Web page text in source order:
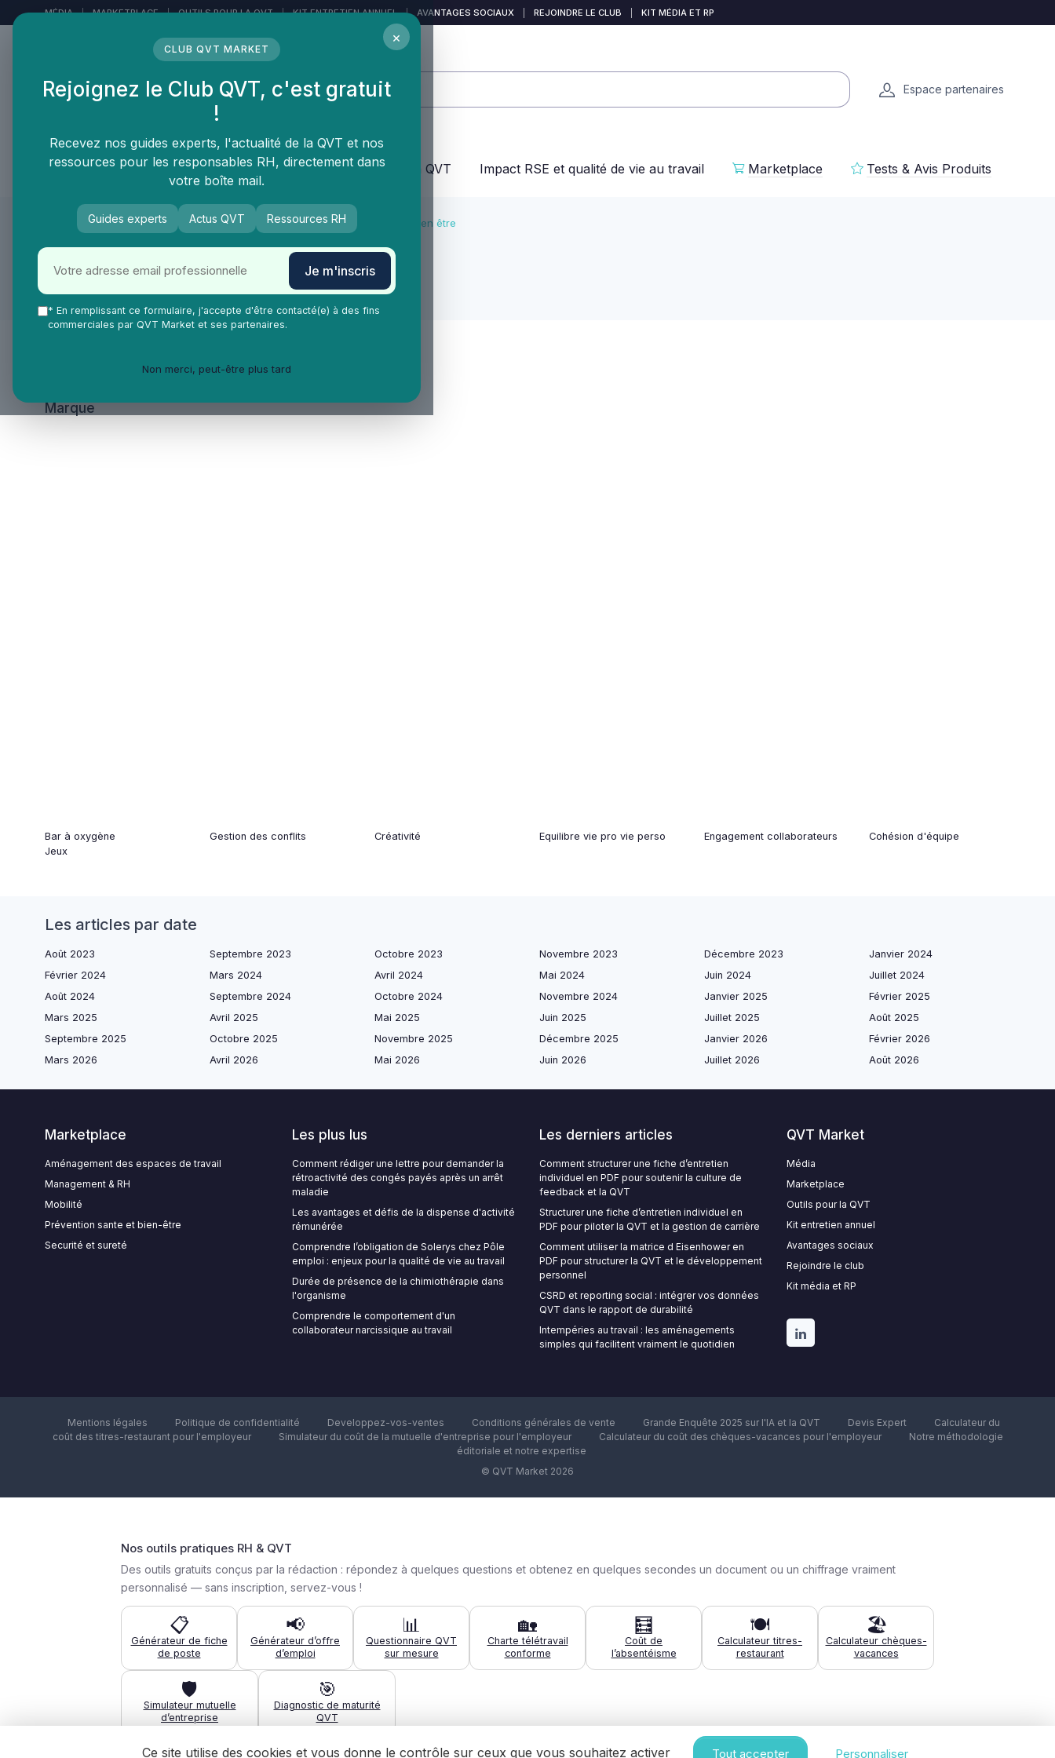
MÉDIA | MARKETPLACE | OUTILS POUR LA QVT | KIT ENTRETIEN ANNUEL | AVANTAGES SOCIAUX REJOINDRE LE CLUB KIT MÉDIA ET RP
LE MÉDIA DES
Espace partenaires
Vie Ma Vie dans la QVT Tendances QVT Enjeux dans la QVT Impact RSE et qualité de vie au travail Marketplace Tests & Avis Produits
QVT Market Marketplace Prévention sante et bien-être Solution de bien être
Prévention sante et bien-être ≫ Solution de bien être
Massage
Marque
Bar à oxygène Gestion des conflits Créativité Equilibre vie pro vie perso Engagement collaborateurs
Cohésion d'équipe
Jeux
Les articles par date
Août 2023 Septembre 2023 Octobre 2023 Novembre 2023 Décembre 2023
Janvier 2024
Février 2024
Mars 2024 Avril 2024 Mai 2024 Juin 2024
Juillet 2024
Août 2024
Septembre 2024 Octobre 2024 Novembre 2024 Janvier 2025
Février 2025
Mars 2025
Avril 2025 Mai 2025 Juin 2025 Juillet 2025
Août 2025
Septembre 2025
Octobre 2025 Novembre 2025 Décembre 2025 Janvier 2026
Février 2026
Mars 2026
Avril 2026 Mai 2026 Juin 2026 Juillet 2026 Août 2026
Marketplace
Aménagement des espaces de travail
Management & RH
Mobilité
Prévention sante et bien-être
Securité et sureté
Les plus lus
Comment rédiger une lettre pour demander la
rétroactivité des congés payés après un arrêt
maladie
Les avantages et défis de la dispense d'activité
rémunérée
Comprendre l’obligation de Solerys chez Pôle
emploi : enjeux pour la qualité de vie au travail
Durée de présence de la chimiothérapie dans
l'organisme
Comprendre le comportement d'un
collaborateur narcissique au travail
Les derniers articles
Comment structurer une fiche d’entretien
individuel en PDF pour soutenir la culture de
feedback et la QVT
Structurer une fiche d’entretien individuel en
PDF pour piloter la QVT et la gestion de carrière
Comment utiliser la matrice d Eisenhower en
PDF pour structurer la QVT et le développement
personnel
CSRD et reporting social : intégrer vos données
QVT dans le rapport de durabilité
Intempéries au travail : les aménagements
simples qui facilitent vraiment le quotidien
QVT Market
Média
Marketplace
Outils pour la QVT
Kit entretien annuel
Avantages sociaux
Rejoindre le club
Kit média et RP
Mentions légales Politique de confidentialité Developpez-vos-ventes Conditions générales de vente Grande Enquête 2025 sur l'IA et la QVT Devis Expert
Calculateur du
coût des titres-restaurant pour l'employeur
Simulateur du coût de la mutuelle d'entreprise pour l'employeur Calculateur du coût des chèques-vacances pour l'employeur
Notre méthodologie
éditoriale et notre expertise
© QVT Market 2026
Nos outils pratiques RH & QVT
Des outils gratuits conçus par la rédaction : répondez à quelques questions et obtenez en quelques secondes un document ou un chiffrage vraiment
personnalisé — sans inscription, servez-vous !
📋
Générateur de fiche
de poste
📢
Générateur d’offre
d’emploi
📊
Questionnaire QVT
sur mesure
🏡
Charte télétravail
conforme
🧮
Coût de
l’absentéisme
🍽️
Calculateur titres-
restaurant
🏖️
Calculateur chèques-
vacances
🛡️
Simulateur mutuelle
d’entreprise
🎯
Diagnostic de maturité
QVT
Tous les outils pour la QVT →
×
CLUB QVT MARKET
Rejoignez le Club QVT, c'est gratuit
!
Recevez nos guides experts, l'actualité de la QVT et nos
ressources pour les responsables RH, directement dans
votre boîte mail.
Guides experts Actus QVT Ressources RH
Je m'inscris
* En remplissant ce formulaire, j'accepte d'être contacté(e) à des fins
commerciales par QVT Market et ses partenaires.
Non merci, peut-être plus tard
Panneau de gestion des cookies
Ce site utilise des cookies et vous donne le contrôle sur ceux que vous souhaitez activer Tout accepter Personnaliser